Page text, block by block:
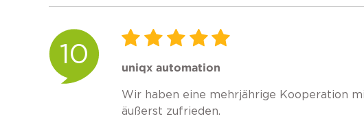
10 uniqx automation
Wir haben eine mehrjährige Kooperation
äußerst zufrieden.